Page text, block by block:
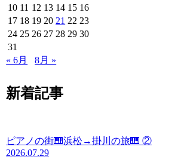
10 11 12 13 14 15 16
17 18 19 20 21 22 23
24 25 26 27 28 29 30
31
« 6月
8月 »
新着記事
ピアノの街🎹浜松→掛川の旅🎹 ②
2026.07.29